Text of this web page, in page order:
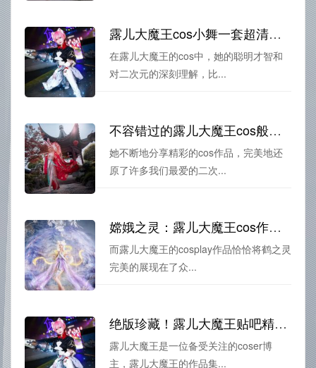
露儿大魔王cos小舞一套超清图包开启你的新视觉
在露儿大魔王的cos中，她的聪明才智和
对二次元的深刻理解，比...
不容错过的露儿大魔王cos般若图包，快来收藏吧
她不断地分享精彩的cos作品，完美地还
原了许多我们最爱的二次...
嫦娥之灵：露儿大魔王cos作品惊艳全场
而露儿大魔王的cosplay作品恰恰将鹤之灵
完美的展现在了众...
绝版珍藏！露儿大魔王贴吧精选集正式更新
露儿大魔王是一位备受关注的coser博
主，露儿大魔王的作品集...